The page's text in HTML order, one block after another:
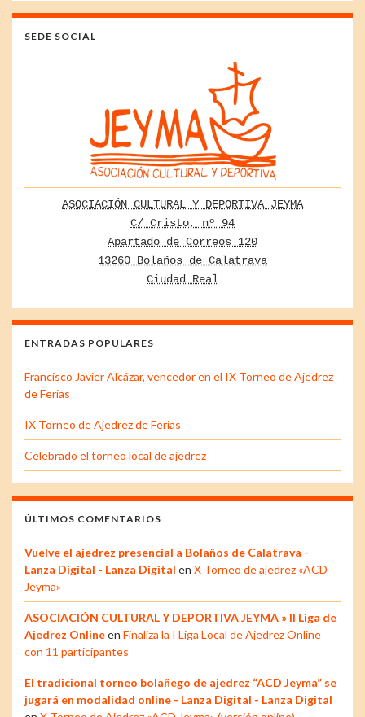
SEDE SOCIAL
ASOCIACIÓN CULTURAL Y DEPORTIVA JEYMA
C/ Cristo, nº 94
Apartado de Correos 120
13260 Bolaños de Calatrava
Ciudad Real
ENTRADAS POPULARES
Francisco Javier Alcázar, vencedor en el IX Torneo de Ajedrez
de Ferias
IX Torneo de Ajedrez de Ferias
Celebrado el torneo local de ajedrez
ÚLTIMOS COMENTARIOS
Vuelve el ajedrez presencial a Bolaños de Calatrava -
Lanza Digital - Lanza Digital en X Torneo de ajedrez «ACD
Jeyma»
ASOCIACIÓN CULTURAL Y DEPORTIVA JEYMA » II Liga de
Ajedrez Onlineen Finaliza la I Liga Local de Ajedrez Online
con 11 participantes
El tradicional torneo bolañego de ajedrez “ACD Jeyma” se
jugará en modalidad online - Lanza Digital - Lanza Digital